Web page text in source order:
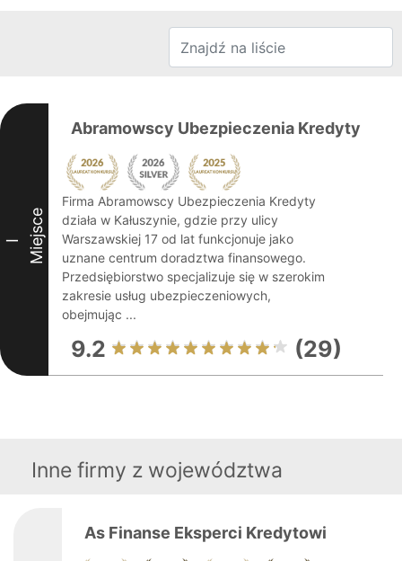
I Miejsce
Abramowscy Ubezpieczenia Kredyty
Firma Abramowscy Ubezpieczenia Kredyty
działa w Kałuszynie, gdzie przy ulicy
Warszawskiej 17 od lat funkcjonuje jako
uznane centrum doradztwa finansowego.
Przedsiębiorstwo specjalizuje się w szerokim
zakresie usług ubezpieczeniowych,
obejmując ...
9.2 (29)
Inne firmy z województwa
As Finanse Eksperci Kredytowi